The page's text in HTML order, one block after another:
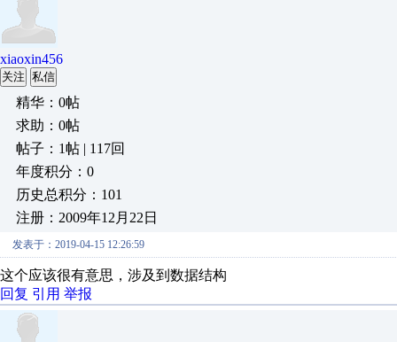
xiaoxin456
关注 私信
精华：0帖
求助：0帖
帖子：1帖 | 117回
年度积分：0
历史总积分：101
注册：2009年12月22日
发表于：2019-04-15 12:26:59
这个应该很有意思，涉及到数据结构
回复 引用 举报